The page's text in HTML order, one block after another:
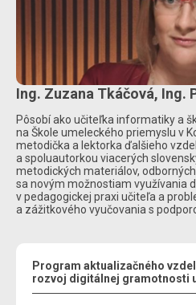
Ing. Zuzana Tkáčová, Ing.
Pôsobí ako učiteľka informatiky a
na Škole umeleckého priemyslu v
metodička a lektorka ďalšieho
a spoluautorkou viacerých
metodických materiálov,
sa novým možnostiam využívania
v pedagogickej praxi učiteľa a
a zážitkového vyučovania s
Program aktualizačného
rozvoj digitálnej gramotnosti